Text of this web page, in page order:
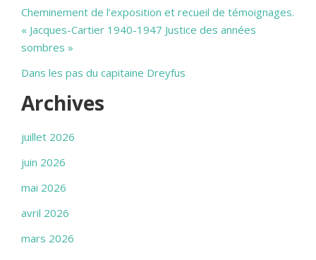
Cheminement de l’exposition et recueil de témoignages.
« Jacques-Cartier 1940-1947 Justice des années
sombres »
Dans les pas du capitaine Dreyfus
Archives
juillet 2026
juin 2026
mai 2026
avril 2026
mars 2026